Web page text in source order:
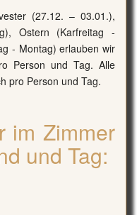
(27.12. – 03.01.),
Ostern (Karfreitag -
- Montag) erlauben wir
Person und Tag. Alle
pro Person und Tag.
im Zimmer
und Tag: